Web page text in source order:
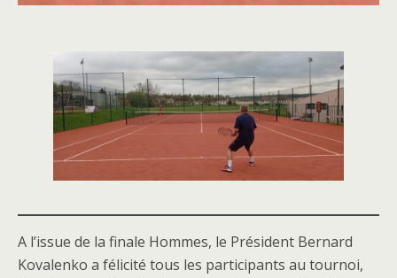
A l’issue de la finale Hommes, le Président Bernard
Kovalenko a félicité tous les participants au tournoi,